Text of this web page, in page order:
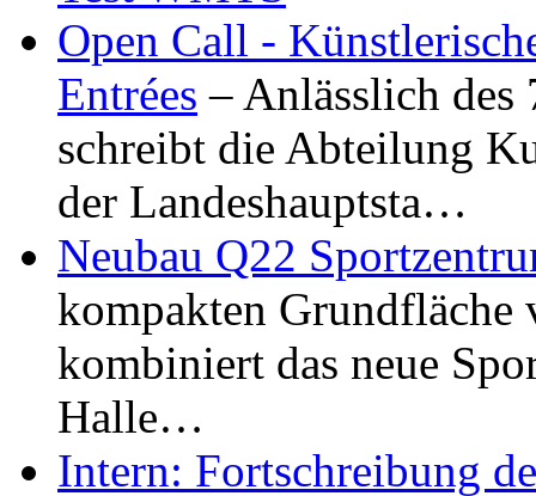
Open Call -
Entrées – Anlässlich
schreibt die Abteilung
der Landeshauptsta…
Neubau Q22
kompakten Grundfläche
kombiniert das neue
Halle…
Intern: Fortschreibung